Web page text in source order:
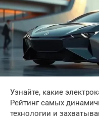
Узнайте, какие
Рейтинг самых
технологии и